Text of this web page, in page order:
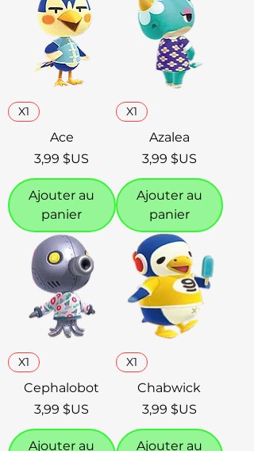
X1
Ace
Prix
3,99 $US
Ajouter au
panier
X1
Azalea
Prix
3,99 $US
Ajouter au
panier
X1
Cephalobot
Prix
3,99 $US
Ajouter au
X1
Chabwick
Prix
3,99 $US
Ajouter au